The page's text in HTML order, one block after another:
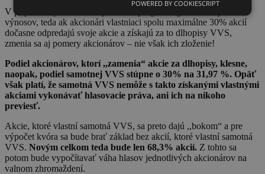
V prípade naplnenia Dlhopisového programu garantovaných
výnosov, teda ak akcionári vlastniaci spolu maximálne 30% akcií
dočasne odpredajú svoje akcie a získajú za to dlhopisy VVS,
zmenia sa aj pomery akcionárov – nie však ich zloženie!
Podiel akcionárov, ktorí ,,zamenia“ akcie za dlhopisy, klesne,
naopak, podiel samotnej VVS stúpne o 30% na 31,97 %. Opäť
však platí, že samotná VVS nemôže s takto získanými vlastnými
akciami vykonávať hlasovacie práva, ani ich na nikoho
previesť.
Akcie, ktoré vlastní samotná VVS, sa preto dajú ,,bokom“ a pre
výpočet kvóra sa bude brať základ bez akcií, ktoré vlastní samotná
VVS. Novým celkom teda bude len 68,3% akcií. Z tohto sa
potom bude vypočítavať váha hlasov jednotlivých akcionárov na
valnom zhromaždení.
POWERED BY COOKIESCRIPT